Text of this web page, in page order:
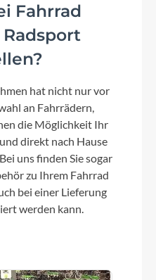
M6100-12 10-51T
SL
black
Fahrrad
Radsport
hat nicht nur vor
an Fahrrädern,
die Möglichkeit Ihr
direkt nach Hause
uns finden Sie sogar
zu Ihrem Fahrrad
bei einer Lieferung
werden kann.